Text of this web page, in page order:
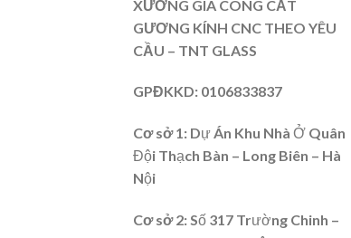
XƯỞNG GIA CÔNG CẮT
GƯƠNG KÍNH CNC THEO YÊU
CẦU – TNT GLASS
GPĐKKD: 0106833837
Cơ sở 1: Dự Án Khu Nhà Ở Quân
Đội Thạch Bàn – Long Biên – Hà
Nội
Cơ sở 2: Số 317 Trường Chinh –